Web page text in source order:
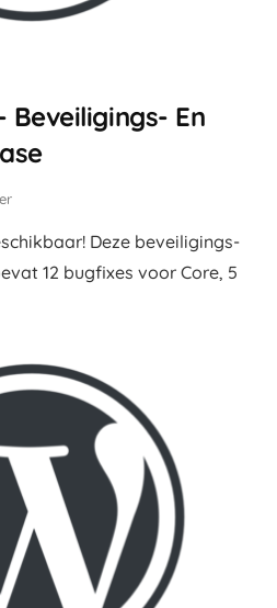
Beveiligings- En
Deze beveiligings-
12 bugfixes voor Core, 5